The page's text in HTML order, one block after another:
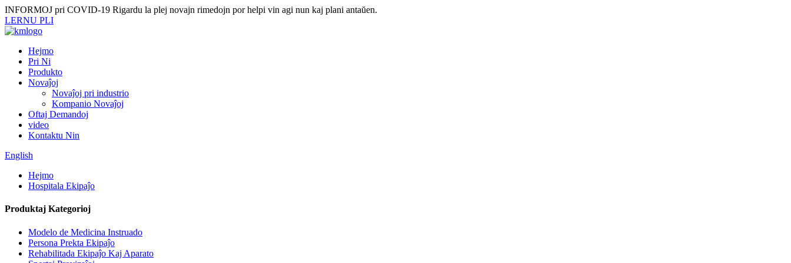
INFORMOJ pri COVID-19 Rigardu la plej novajn rimedojn por helpi vin agi nun kaj plani antaŭen.
LERNU PLI
Hejmo
Pri Ni
Produkto
Novaĵoj
Novaĵoj pri industrio
Kompanio Novaĵoj
Oftaj Demandoj
video
Kontaktu Nin
English
Hejmo
Hospitala Ekipaĵo
Produktaj Kategorioj
Modelo de Medicina Instruado
Persona Prekta Ekipaĵo
Rehabilitada Ekipaĵo Kaj Aparato